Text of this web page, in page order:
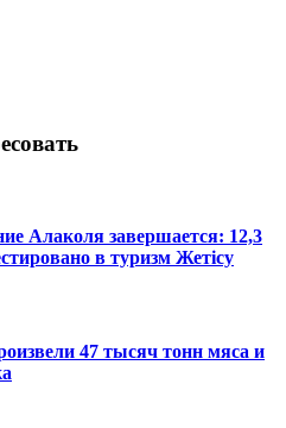
Алаколя завершается: 12,3
в туризм Жетісу
47 тысяч тонн мяса и